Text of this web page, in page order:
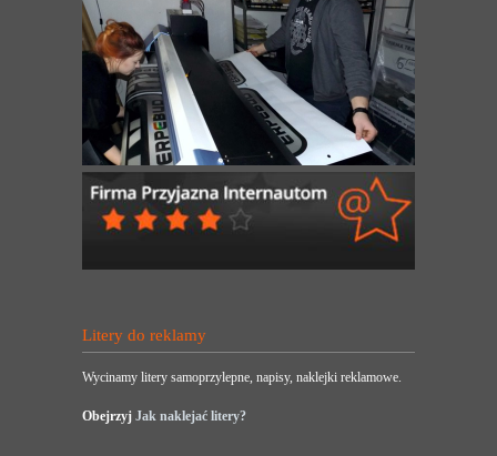
Litery do reklamy
Wycinamy litery samoprzylepne, napisy, naklejki reklamowe.
Obejrzyj Jak naklejać litery?